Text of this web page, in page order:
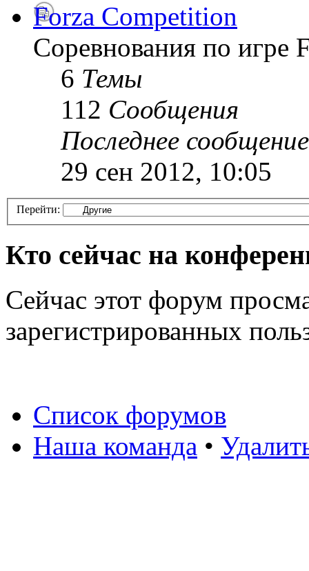
Forza Competition
Соревнования по игре
6 Темы
112 Сообщения
Последнее сообщение
29 сен 2012, 10:05
Перейти:
Кто сейчас на
Сейчас этот форум
зарегистрированных
Список форумов
Наша команда •